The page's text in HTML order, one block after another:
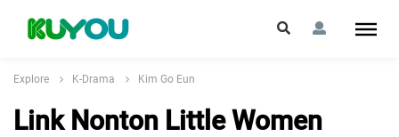
Explore K-Drama Kim Go Eun
Link Nonton Little Women